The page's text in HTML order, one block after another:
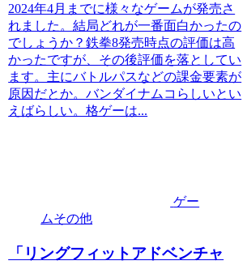
2024年4月までに様々なゲームが発売さ
れました。結局どれが一番面白かったの
でしょうか？鉄拳8発売時点の評価は高
かったですが、その後評価を落としてい
ます。主にバトルパスなどの課金要素が
原因だとか。バンダイナムコらしいとい
えばらしい。格ゲーは...
ゲー
ムその他
「リングフィットアドベンチャ